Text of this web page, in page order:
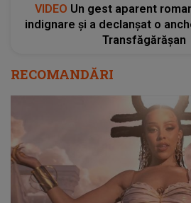
VIDEO Un gest aparent
indignare și a declanșat o
Transfăgărășan
RECOMANDĂRI